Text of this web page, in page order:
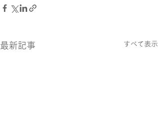
最新記事 すべて表示